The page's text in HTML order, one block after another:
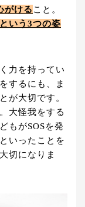
がける こと。
いう3つの姿
力を持ってい
するにも、ま
が大切です。
大怪我をする
もがSOSを発
いったことを
切になりま